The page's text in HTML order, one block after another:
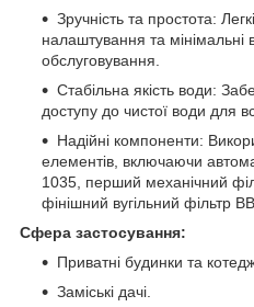
Зручність та простота:
налаштування та мінімальні
обслуговування.
Стабільна якість води:
доступу до чистої води для
Надійні компоненти:
елементів, включаючи
1035, перший механічний
фінішний вугільний фільтр
Сфера застосування:
Приватні будинки та
Заміські дачі.